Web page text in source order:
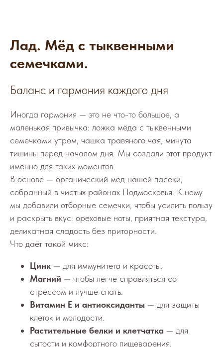
Лад. Мёд с тыквенными
семечками.
Баланс и гармония каждого дня
Иногда гармония — это не что-то большое, а
маленькая привычка: ложка мёда с тыквенными
семечками утром, чашка травяного чая, минута
тишины перед началом дня. Мы создали этот продукт
именно для таких моментов.
В основе — органический мёд нашей пасеки,
собранный в чистых районах Подмосковья. К нему
мы добавили отборные семечки, чтобы усилить пользу
и раскрыть вкус: ореховые ноты, приятная текстура,
деликатная сладость без приторности.
Что даёт такой микс:
Цинк — для иммунитета и красоты.
Магний — чтобы легче справляться со
стрессом и лучше спать.
Витамин Е и антиоксиданты — для защиты
клеток и молодости.
Растительные белки и клетчатка — для
сытости и комфортного пищеварения.